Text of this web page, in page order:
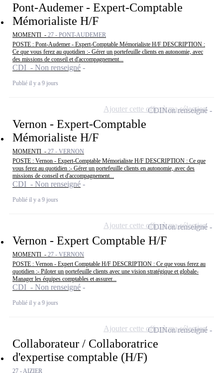
Pont-Audemer - Expert-Comptable
Mémorialiste H/F
MOMENTI - 27 - PONT-AUDEMER
POSTE : Pont-Audemer - Expert-Comptable Mémorialiste H/F DESCRIPTION :
Ce que vous ferez au quotidien :- Gérer un portefeuille clients en autonomie, avec
des missions de conseil et d'accompagnement...
CDI - Non renseigné
Publié il y a 9 jours
Vernon - Expert-Comptable
Mémorialiste H/F
MOMENTI - 27 - VERNON
POSTE : Vernon - Expert-Comptable Mémorialiste H/F DESCRIPTION : Ce que
vous ferez au quotidien :- Gérer un portefeuille clients en autonomie, avec des
missions de conseil et d'accompagnement...
CDI - Non renseigné
Publié il y a 9 jours
CDINon renseigné
Ajouter cette offre à ma sélection
Vernon - Expert Comptable H/F
MOMENTI - 27 - VERNON
POSTE : Vernon - Expert Comptable H/F DESCRIPTION : Ce que vous ferez au
quotidien :- Piloter un portefeuille clients avec une vision stratégique et globale-
Manager les équipes comptables et assurer...
CDI - Non renseigné
Publié il y a 9 jours
CDINon renseigné
Ajouter cette offre à ma sélection
Collaborateur / Collaboratrice
d'expertise comptable (H/F)
27 - AIZIER
CDINon renseigné
Ajouter cette offre à ma sélection